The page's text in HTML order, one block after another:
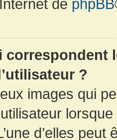
de phpBB
correspondent
?
images qui
d’elles